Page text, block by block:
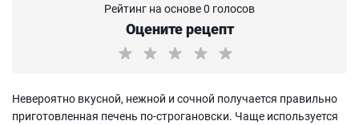
Рейтинг на основе 0 голосов
Оцените рецепт
Невероятно вкусной, нежной и сочной получается правильно
приготовленная печень по-строгановски. Чаще используется